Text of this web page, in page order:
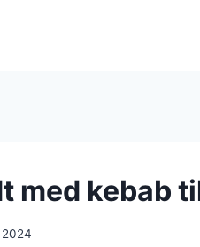
med kebab